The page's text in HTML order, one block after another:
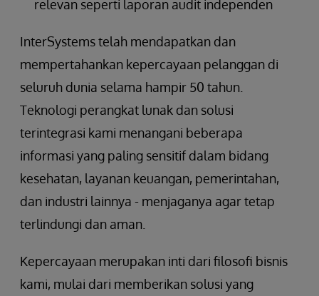
relevan seperti laporan audit independen
InterSystems telah mendapatkan dan
mempertahankan kepercayaan pelanggan di
seluruh dunia selama hampir 50 tahun.
Teknologi perangkat lunak dan solusi
terintegrasi kami menangani beberapa
informasi yang paling sensitif dalam bidang
kesehatan, layanan keuangan, pemerintahan,
dan industri lainnya - menjaganya agar tetap
terlindungi dan aman.
Kepercayaan merupakan inti dari filosofi bisnis
kami, mulai dari memberikan solusi yang